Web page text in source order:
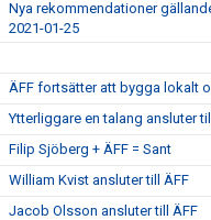
Nya rekommendationer
2021-01-25
ÄFF fortsätter att bygga lokalt
Ytterliggare en talang ansluter
Filip Sjöberg + ÄFF = Sant
William Kvist ansluter till ÄFF
Jacob Olsson ansluter till ÄFF